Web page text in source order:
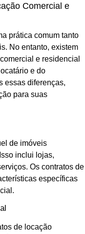
Comercial e
prática comum tanto
No entanto, existem
e residencial
e do
essas diferenças,
para suas
de imóveis
inclui lojas,
Os contratos de
específicas
de locação